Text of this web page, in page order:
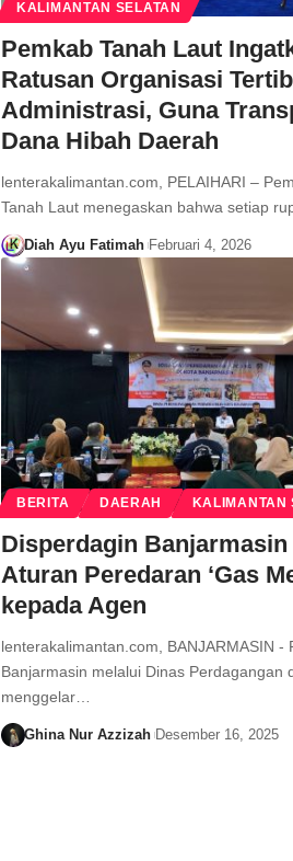
KALIMANTAN SELATAN
Pemkab Tanah Laut
Ratusan Organisasi Tertib
Administrasi, Guna
Dana Hibah Daerah
lenterakalimantan.com, ​PELAIHARI –
Tanah Laut menegaskan bahwa setiap
Diah Ayu Fatimah Februari 4, 2026
BERITA DAERAH KALIMANTAN
Disperdagin Banjarmasin
Aturan Peredaran ‘Gas
kepada Agen
lenterakalimantan.com, BANJARMASIN -
Banjarmasin melalui Dinas Perdagangan
menggelar…
Ghina Nur Azzizah Desember 16, 2025